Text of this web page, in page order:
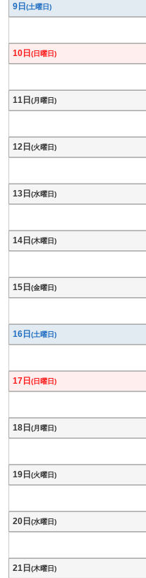
9日 (土曜日)
10日 (日曜日)
11日 (月曜日)
12日 (火曜日)
13日 (水曜日)
14日 (木曜日)
15日 (金曜日)
16日 (土曜日)
17日 (日曜日)
18日 (月曜日)
19日 (火曜日)
20日 (水曜日)
21日 (木曜日)